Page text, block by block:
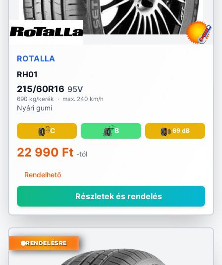
ROTALLA
RH01
215/60R16 95V
690 kg/kerék · max. 240 km/h
Nyári gumi
C B 69 dB
22 990 Ft -tól
Rendelhető
Részletek és rendelés
RENDELÉSRE